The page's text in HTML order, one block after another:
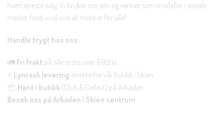
hvert eneste salg. Vi bruker oss selv og venner som modeller i sosiale
medier fordi vi vil vise at mote er for alle!
Handle trygt hos oss:
🚛 Fri frakt på alle ordre over 699 kr.
⚡ Lynrask levering direkte fra vår butikk i Skien.
📦 Hent i butikk (Click & Collect) på Arkaden.
Besøk oss på Arkaden i Skien sentrum